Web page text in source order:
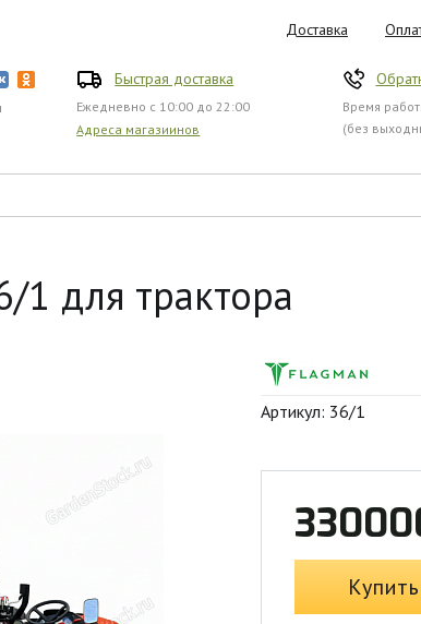
Доставка
Быстрая доставка
Ежедневно с 10:00 до 22:00
Адреса магазиинов
Время
(без
1 для трактора
Артикул: 36/1
Купить